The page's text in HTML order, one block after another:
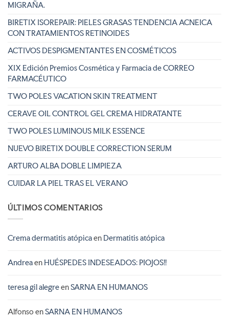
MIGRAÑA.
BIRETIX ISOREPAIR: PIELES GRASAS TENDENCIA ACNEICA
CON TRATAMIENTOS RETINOIDES
ACTIVOS DESPIGMENTANTES EN COSMÉTICOS
XIX Edición Premios Cosmética y Farmacia de CORREO
FARMACÉUTICO
TWO POLES VACATION SKIN TREATMENT
CERAVE OIL CONTROL GEL CREMA HIDRATANTE
TWO POLES LUMINOUS MILK ESSENCE
NUEVO BIRETIX DOUBLE CORRECTION SERUM
ARTURO ALBA DOBLE LIMPIEZA
CUIDAR LA PIEL TRAS EL VERANO
ÚLTIMOS COMENTARIOS
Crema dermatitis atópicaen Dermatitis atópica
Andreaen HUÉSPEDES INDESEADOS: PIOJOS!!
teresa gil alegreenSARNA EN HUMANOS
Alfonso enSARNA EN HUMANOS